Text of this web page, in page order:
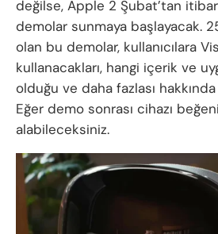
değilse, Apple 2 Şubat’tan
demolar sunmaya başlayacak.
olan bu demolar, kullanıcılara
kullanacakları, hangi içerik ve
olduğu ve daha fazlası
Eğer demo sonrası cihazı
alabileceksiniz.